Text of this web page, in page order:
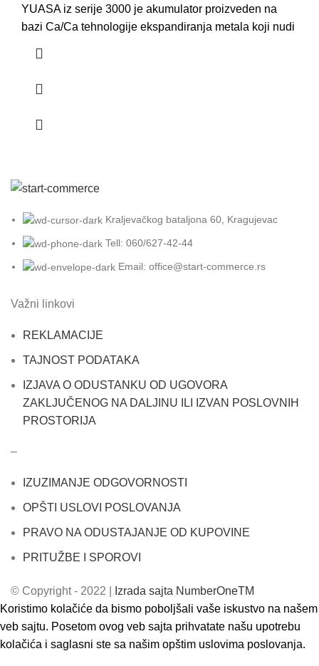
YUASA iz serije 3000 je akumulator proizveden na
bazi Ca/Ca tehnologije ekspandiranja metala koji nudi
Kraljevačkog bataljona 60, Kragujevac
Tell: 060/627-42-44
Email: office@start-commerce.rs
Važni linkovi
REKLAMACIJE
TAJNOST PODATAKA
IZJAVA O ODUSTANKU OD UGOVORA
ZAKLJUČENOG NA DALJINU ILI IZVAN POSLOVNIH
PROSTORIJA
–
IZUZIMANJE ODGOVORNOSTI
OPŠTI USLOVI POSLOVANJA
PRAVO NA ODUSTAJANJE OD KUPOVINE
PRITUŽBE I SPOROVI
© Copyright - 2022 |
Izrada sajta NumberOneTM
Koristimo kolačiće da bismo poboljšali vaše iskustvo na našem
veb sajtu. Posetom ovog veb sajta prihvatate našu upotrebu
kolačića i saglasni ste sa našim opštim uslovima poslovanja.